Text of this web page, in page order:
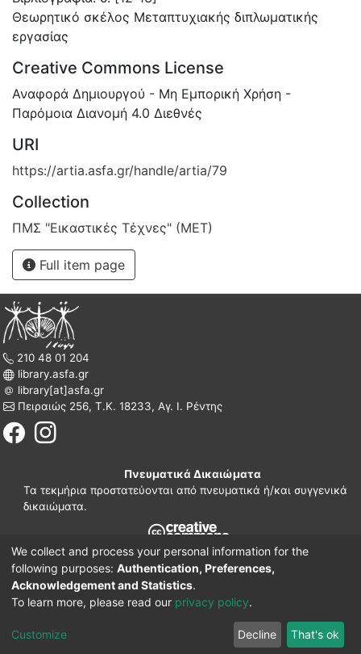
Θεωρητικό σκέλος Μεταπτυχιακής διπλωματικής
εργασίας
Creative Commons License
Αναφορά Δημιουργού - Μη Εμπορική Χρήση -
Παρόμοια Διανομή 4.0 Διεθνές
URI
https://artia.asfa.gr/handle/artia/79
Collection
ΠΜΣ "Εικαστικές Τέχνες" (ΜΕΤ)
Full item page
210 48 01 204
library.asfa.gr
library[at]asfa.gr
Πειραιώς 256, Τ.Κ. 18233, Αγ. Ι. Ρέντης
Πνευματικά Δικαιώματα
Τα τεκμήρια προστατεύονται από πνευματικά ή/και συγγενικά
δικαιώματα.
210 38 97 109
www.asfa.gr
Πατησίων 42, Τ.Κ. 10682, Αθήνα
DSpace software Implementation ELiDOC
We collect and process your personal information for the
following purposes: Authentication, Preferences,
Acknowledgement and Statistics.
To learn more, please read our privacy policy.
Customize Decline That's ok